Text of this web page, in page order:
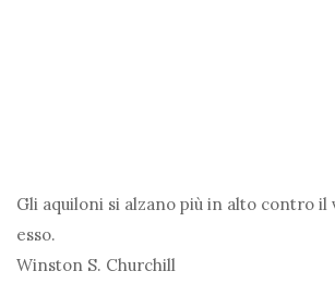
Gli aquiloni si alzano più in alto contro
esso.
Winston S. Churchill